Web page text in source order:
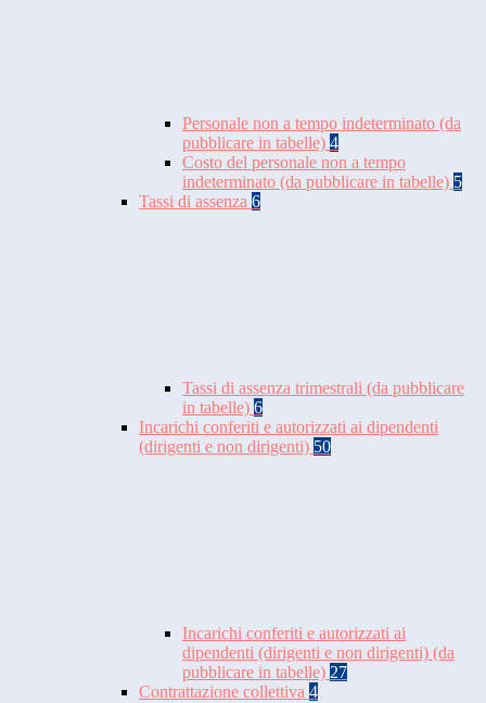
Personale non a tempo indeterminato (da
pubblicare in tabelle) 4
Costo del personale non a tempo
indeterminato (da pubblicare in tabelle) 5
Tassi di assenza 6
Tassi di assenza trimestrali (da pubblicare
in tabelle) 6
Incarichi conferiti e autorizzati ai dipendenti
(dirigenti e non dirigenti) 50
Incarichi conferiti e autorizzati ai
dipendenti (dirigenti e non dirigenti) (da
pubblicare in tabelle) 27
Contrattazione collettiva 4